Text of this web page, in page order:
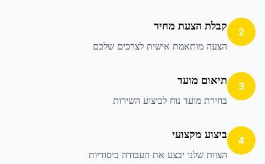
2 קבלת הצעת מחיר
הצעה מותאמת אישית לצרכים שלכם
3 תיאום מועד
בחירת מועד נוח לביצוע השירות
4 ביצוע מקצועי
הצוות שלנו יבצע את העבודה ביסודיות